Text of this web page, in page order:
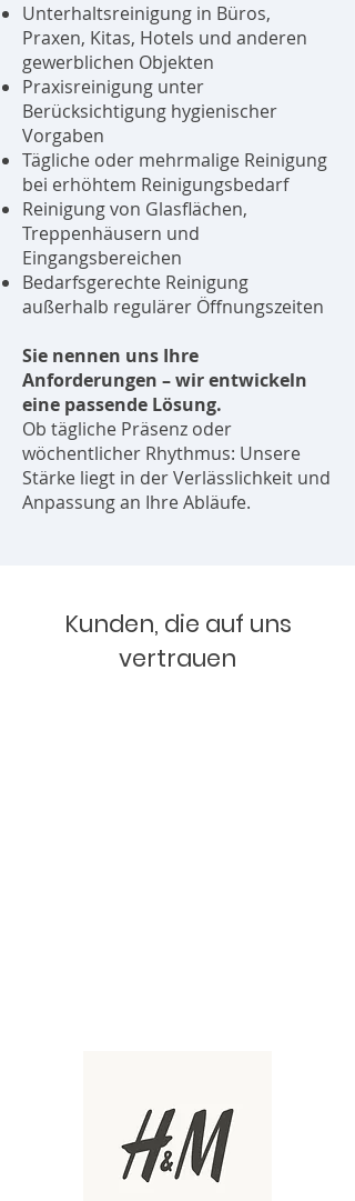
Unterhaltsreinigung in Büros,
Praxen, Kitas, Hotels und anderen
gewerblichen Objekten
Praxisreinigung unter
Berücksichtigung hygienischer
Vorgaben
Tägliche oder mehrmalige Reinigung
bei erhöhtem Reinigungsbedarf
Reinigung von Glasflächen,
Treppenhäusern und
Eingangsbereichen
Bedarfsgerechte Reinigung
außerhalb regulärer Öffnungszeiten
Sie nennen uns Ihre
Anforderungen – wir entwickeln
eine passende Lösung.
Ob tägliche Präsenz oder
wöchentlicher Rhythmus: Unsere
Stärke liegt in der Verlässlichkeit und
Anpassung an Ihre Abläufe.
Kunden, die auf uns
vertrauen